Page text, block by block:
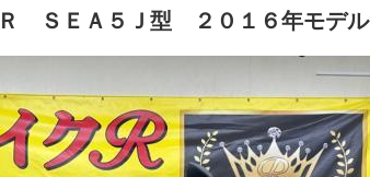
ＳＥＡ５Ｊ型 ２０１６年モデル